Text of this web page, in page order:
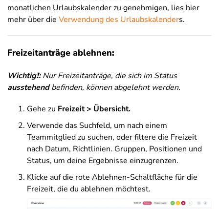
monatlichen Urlaubskalender zu genehmigen, lies hier
mehr über die Verwendung des Urlaubskalenders.
Freizeitanträge ablehnen:
Wichtig❗:Nur Freizeitanträge, die sich im Status
ausstehendbefinden, können abgelehnt werden.
Gehe zu Freizeit > Übersicht.
Verwende das Suchfeld, um nach einem
Teammitglied zu suchen, oder filtere die Freizeit
nach Datum, Richtlinien. Gruppen, Positionen und
Status, um deine Ergebnisse einzugrenzen.
Klicke auf die rote Ablehnen-Schaltfläche für die
Freizeit, die du ablehnen möchtest.